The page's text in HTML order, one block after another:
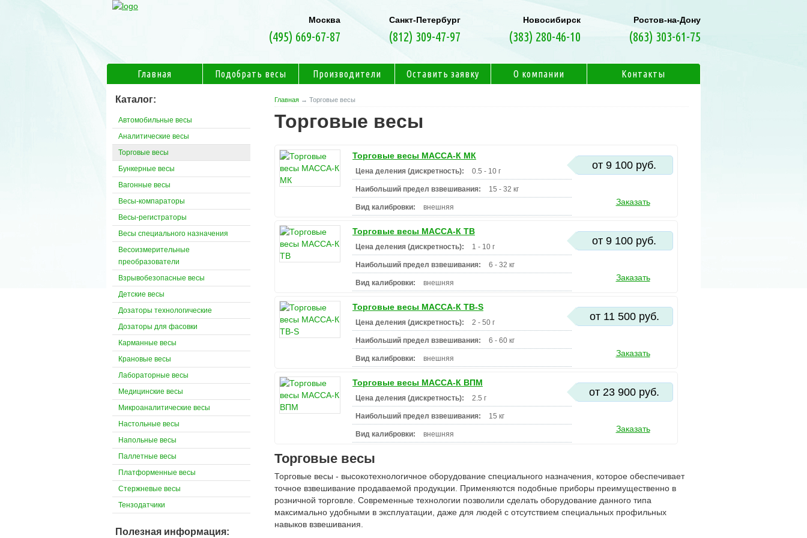
Главная → Торговые весы
Торговые весы
Торговые весы МАССА-К МК
Цена деления (дискретность): 0.5 - 10 г
Наибольший предел взвешивания: 15 - 32 кг
Вид калибровки: внешняя
от 9 100 руб.
Заказать
Торговые весы МАССА-К ТВ
Цена деления (дискретность): 1 - 10 г
Наибольший предел взвешивания: 6 - 32 кг
Вид калибровки: внешняя
от 9 100 руб.
Заказать
Торговые весы МАССА-К ТВ-S
Цена деления (дискретность): 2 - 50 г
Наибольший предел взвешивания: 6 - 60 кг
Вид калибровки: внешняя
от 11 500 руб.
Заказать
Торговые весы МАССА-К ВПМ
Цена деления (дискретность): 2.5 г
Наибольший предел взвешивания: 15 кг
Вид калибровки: внешняя
от 23 900 руб.
Заказать
Торговые весы
Торговые весы - высокотехнологичное оборудование специального назначения, которое обеспечивает
точное взвешивание продаваемой продукции. Применяются подобные приборы преимущественно в
розничной торговле. Современные технологии позволили сделать оборудование данного типа
максимально удобными в эксплуатации, даже для людей с отсутствием специальных профильных
навыков взвешивания.
Каталог:
Автомобильные весы
Аналитические весы
Торговые весы
Бункерные весы
Вагонные весы
Весы-компараторы
Весы-регистраторы
Весы специального назначения
Весоизмерительные
преобразователи
Взрывобезопасные весы
Детские весы
Дозаторы технологические
Дозаторы для фасовки
Карманные весы
Крановые весы
Лабораторные весы
Медицинские весы
Микроаналитические весы
Настольные весы
Напольные весы
Паллетные весы
Платформенные весы
Стержневые весы
Тензодатчики
Полезная информация:
Ростов-на-Дону
(863) 303-61-75
Новосибирск
(383) 280-46-10
Санкт-Петербург
(812) 309-47-97
Москва
(495) 669-67-87
Главная Подобрать весы Производители Оставить заявку О компании Контакты